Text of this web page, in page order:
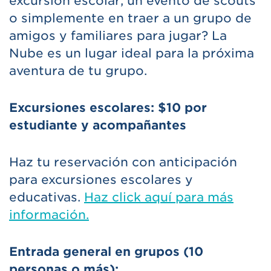
verificación de antecedentes
automatizada antes de entrar.
de la membresía deberá presentar
una identificación oficial al ingresar y
registrarse en La Nube.
o simplemente en traer a un grupo de
amigos y familiares para jugar? La
Nube es un lugar ideal para la próxima
aventura de tu grupo.
Excursiones escolares: $10 por
estudiante y acompañantes
Haz tu reservación con anticipación
para excursiones escolares y
educativas. Haz click aquí para más
información.
Entrada general en grupos (10